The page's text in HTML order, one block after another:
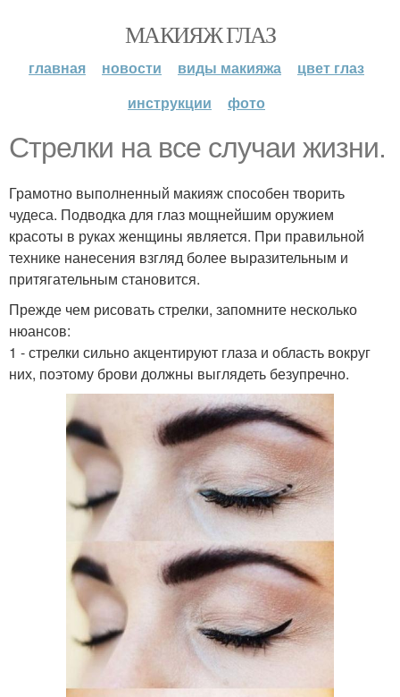
МАКИЯЖ ГЛАЗ
главная новости виды макияжа
цвет глаз
инструкции
фото
Стрелки на все случаи жизни.
Грамотно выполненный макияж способен творить
чудеса. Подводка для глаз мощнейшим оружием
красоты в руках женщины является. При правильной
технике нанесения взгляд более выразительным и
притягательным становится.
Прежде чем рисовать стрелки, запомните несколько
нюансов:
1 - стрелки сильно акцентируют глаза и область вокруг
них, поэтому брови должны выглядеть безупречно.